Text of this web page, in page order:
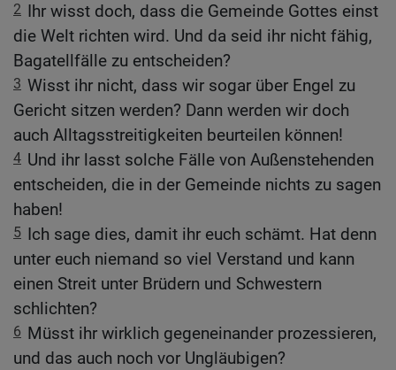
2 Ihr wisst doch, dass die Gemeinde Gottes einst
die Welt richten wird. Und da seid ihr nicht fähig,
Bagatellfälle zu entscheiden?
3 Wisst ihr nicht, dass wir sogar über Engel zu
Gericht sitzen werden? Dann werden wir doch
auch Alltagsstreitigkeiten beurteilen können!
4 Und ihr lasst solche Fälle von Außenstehenden
entscheiden, die in der Gemeinde nichts zu sagen
haben!
5 Ich sage dies, damit ihr euch schämt. Hat denn
unter euch niemand so viel Verstand und kann
einen Streit unter Brüdern und Schwestern
schlichten?
6 Müsst ihr wirklich gegeneinander prozessieren,
und das auch noch vor Ungläubigen?